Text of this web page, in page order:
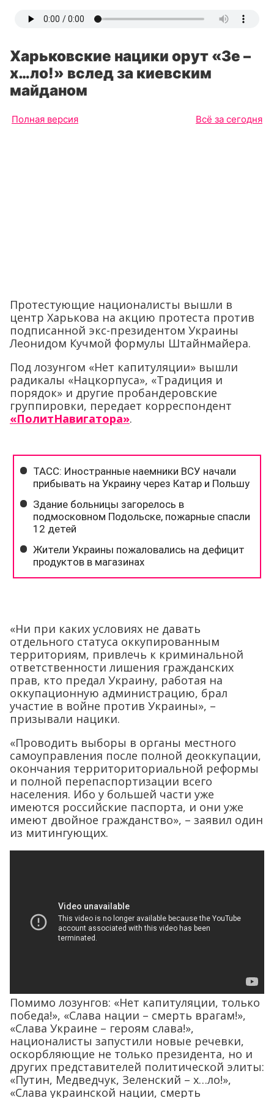
Харьковские нацики орут «Зе –
х…ло!» вслед за киевским
майданом
Полная версия Всё за сегодня
Протестующие националисты вышли в
центр Харькова на акцию протеста против
подписанной экс-президентом Украины
Леонидом Кучмой формулы Штайнмайера.
Под лозунгом «Нет капитуляции» вышли
радикалы «Нацкорпуса», «Традиция и
порядок» и другие пробандеровские
группировки, передает корреспондент
«ПолитНавигатора».
«Ни при каких условиях не давать
отдельного статуса оккупированным
территориям, привлечь к криминальной
ответственности лишения гражданских
прав, кто предал Украину, работая на
оккупационную администрацию, брал
участие в войне против Украины», –
призывали нацики.
«Проводить выборы в органы местного
самоуправления после полной деоккупации,
окончания территориториальной реформы
и полной перепаспортизации всего
населения. Ибо у большей части уже
имеются российские паспорта, и они уже
имеют двойное гражданство», – заявил один
из митингующих.
Помимо лозунгов: «Нет капитуляции, только
победа!», «Слава нации – смерть врагам!»,
«Слава Украине – героям слава!»,
националисты запустили новые речевки,
оскорбляющие не только президента, но и
других представителей политической элиты:
«Путин, Медведчук, Зеленский – х…ло!»,
«Слава украинской нации, смерть